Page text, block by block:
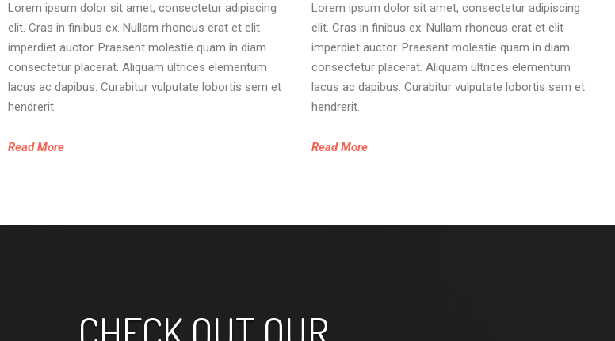
Lorem ipsum dolor sit amet, consectetur adipiscing
elit. Cras in finibus ex. Nullam rhoncus erat et elit
imperdiet auctor. Praesent molestie quam in diam
consectetur placerat. Aliquam ultrices elementum
lacus ac dapibus. Curabitur vulputate lobortis sem et
hendrerit.
Read More
Lorem ipsum dolor sit amet, consectetur adipiscing
elit. Cras in finibus ex. Nullam rhoncus erat et elit
imperdiet auctor. Praesent molestie quam in diam
consectetur placerat. Aliquam ultrices elementum
lacus ac dapibus. Curabitur vulputate lobortis sem et
hendrerit.
Read More